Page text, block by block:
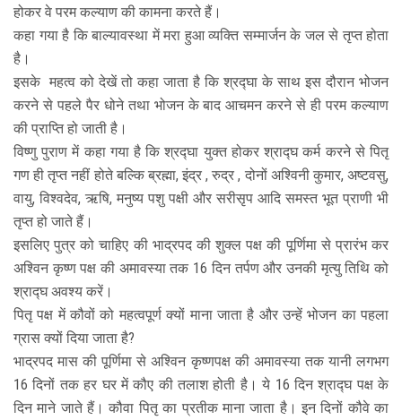
होकर वे परम कल्याण की कामना करते हैं।
कहा गया है कि बाल्यावस्था में मरा हुआ व्यक्ति सम्मार्जन के जल से तृप्त होता
है।
इसके महत्व को देखें तो कहा जाता है कि श्रद्घा के साथ इस दौरान भोजन
करने से पहले पैर धोने तथा भोजन के बाद आचमन करने से ही परम कल्याण
की प्राप्ति हो जाती है।
विष्णु पुराण में कहा गया है कि श्रद्घा युक्त होकर श्राद्घ कर्म करने से पितृ
गण ही तृप्त नहीं होते बल्कि ब्रह्मा, इंद्र , रुद्र , दोनों अश्विनी कुमार, अष्टवसु,
वायु, विश्वदेव, ऋषि, मनुष्य पशु पक्षी और सरीसृप आदि समस्त भूत प्राणी भी
तृप्त हो जाते हैं।
इसलिए पुत्र को चाहिए की भाद्रपद की शुक्ल पक्ष की पूर्णिमा से प्रारंभ कर
अश्विन कृष्ण पक्ष की अमावस्या तक 16 दिन तर्पण और उनकी मृत्यु तिथि को
श्राद्घ अवश्य करें।
पितृ पक्ष में कौवों को महत्वपूर्ण क्यों माना जाता है और उन्हें भोजन का पहला
ग्रास क्यों दिया जाता है?
भाद्रपद मास की पूर्णिमा से अश्विन कृष्णपक्ष की अमावस्या तक यानी लगभग
16 दिनों तक हर घर में कौए की तलाश होती है। ये 16 दिन श्राद्घ पक्ष के
दिन माने जाते हैं। कौवा पितृ का प्रतीक माना जाता है। इन दिनों कौवे का